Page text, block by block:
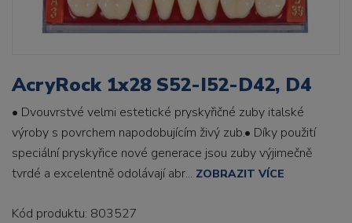
AcryRock 1x28 S52-I52-D42, D4
• Dvouvrstvé velmi estetické pryskyřičné zuby italské
výroby s povrchem napodobujícím živý zub.• Díky použití
speciální pryskyřice nové generace jsou zuby výjimečně
tvrdé a excelentně odolávají abr... ZOBRAZIT VÍCE
Kód produktu: 803527